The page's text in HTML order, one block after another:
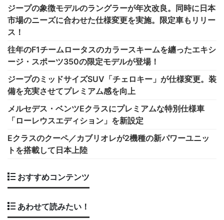
ジープの象徴モデルのラングラーが年次改良。同時に日本
市場のニーズに合わせた仕様変更を実施。限定車もリリー
ス！
往年のF1チームロータスのカラースキームを纏ったエキシ
ージ・スポーツ350の限定モデルが登場！
ジープのミッドサイズSUV「チェロキー」が仕様変更。装
備を充実させてプレミアム感を向上
メルセデス・ベンツEクラスにプレミアムな特別仕様車
「ローレウスエディション」を新設定
Eクラスのクーペ／カブリオレが2機種の新パワーユニッ
トを搭載して日本上陸
おすすめコンテンツ
あわせて読みたい！